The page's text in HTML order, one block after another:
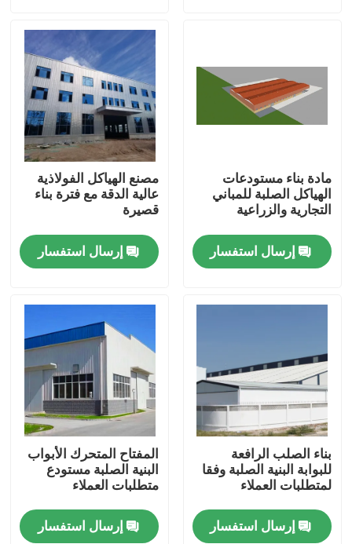
بيت
أشرطة فيديو
معلومات عنا
اطلب اقتباس
مستودع الهيكل الصلب
ورشة الهياكل الفولاذية
هيكل فولاذي خفيف الوزن
مادة بناء مستودعات
الهياكل الصلبة للمباني
التجارية والزراعية
إرسال استفسار
مصنع الهياكل الفولاذية
عالية الدقة مع فترة بناء
قصيرة
إرسال استفسار
بناء الصلب الرافعة
للبوابة البنية الصلبة وفقا
لمتطلبات العملاء
إرسال استفسار
المفتاح المتحرك الأبواب
البنية الصلبة مستودع
متطلبات العملاء
إرسال استفسار